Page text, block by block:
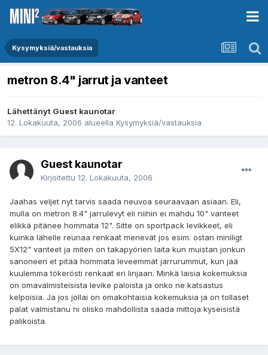
Kysymyksiä/vastauksia
metron 8.4" jarrut ja vanteet
Lähettänyt Guest kaunotar
12. Lokakuuta, 2006 alueella Kysymyksiä/vastauksia
Guest kaunotar
Kirjoitettu 12. Lokakuuta, 2006
Jaahas veljet nyt tarvis saada neuvoa seuraavaan asiaan. Eli,
mulla on metron 8.4" jarrulevyt eli niihin ei mahdu 10" vanteet
elikkä pitänee hommata 12". Sitte on sportpack levikkeet, eli
kuinka lähelle reunaa renkaat menevät jos esim. ostan miniligt
5X12" vanteet ja miten on takapyörien laita kun muistan jonkun
sanoneen et pitää hommata leveemmät jarrurummut, kun jää
kuulemma tökerösti renkaat eri linjaan. Minkä laisia kokemuksia
on omavalmisteisista levike paloista ja onko ne katsastus
kelpoisia. Ja jos jollai on omakohtaisia kokemuksia ja on tollaset
palat valmistanu ni olisko mahdollista saada mittoja kyseisistä
palikoista.